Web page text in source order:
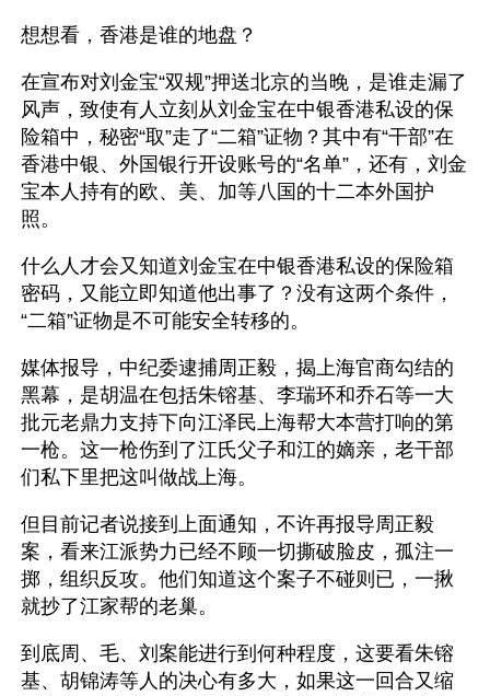
想想看，香港是谁的地盘？
在宣布对刘金宝“双规”押送北京的当晚，是谁走漏了
风声，致使有人立刻从刘金宝在中银香港私设的保
险箱中，秘密“取”走了“二箱”证物？其中有“干部”在
香港中银、外国银行开设账号的“名单”，还有，刘金
宝本人持有的欧、美、加等八国的十二本外国护
照。
什么人才会又知道刘金宝在中银香港私设的保险箱
密码，又能立即知道他出事了？没有这两个条件，
“二箱”证物是不可能安全转移的。
媒体报导，中纪委逮捕周正毅，揭上海官商勾结的
黑幕，是胡温在包括朱镕基、李瑞环和乔石等一大
批元老鼎力支持下向江泽民上海帮大本营打响的第
一枪。这一枪伤到了江氏父子和江的嫡亲，老干部
们私下里把这叫做战上海。
但目前记者说接到上面通知，不许再报导周正毅
案，看来江派势力已经不顾一切撕破脸皮，孤注一
掷，组织反攻。他们知道这个案子不碰则已，一揪
就抄了江家帮的老巢。
到底周、毛、刘案能进行到何种程度，这要看朱镕
基、胡锦涛等人的决心有多大，如果这一回合又缩